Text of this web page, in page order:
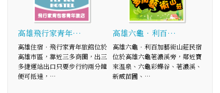
高雄飛行家青年…
高雄住宿．飛行家青年旅館位於
高雄市區，靠近三多商圈，出三
多捷運站出口只要步行約兩分鐘
便可抵達，…
高雄六龜．利百…
高雄六龜．利百加藝術山莊民宿
位於高雄六龜荖濃溪旁，鄰近寶
來溫泉、六龜彩蝶谷、荖濃溪、
新威苗圃、…